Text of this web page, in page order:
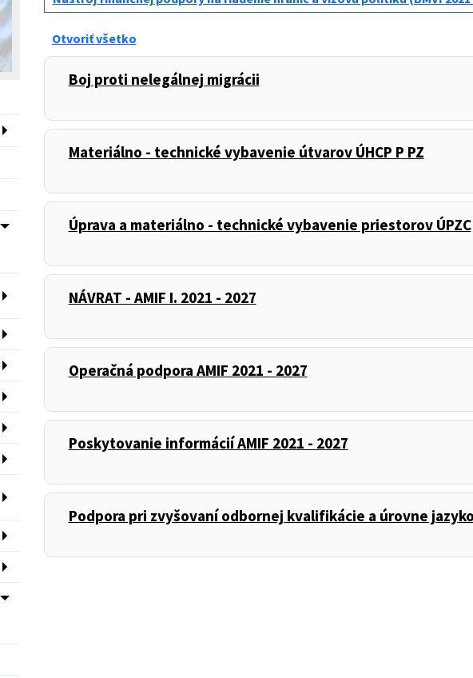
Otvoriť všetko
Boj proti nelegálnej migrácii
,
Materiálno - technické vybavenie útvarov ÚHCP P PZ
,
Úprava a materiálno - technické vybavenie priestorov ÚPZC
,
NÁVRAT - AMIF I. 2021 - 2027
,
Operačná podpora AMIF 2021 - 2027
,
Poskytovanie informácií AMIF 2021 - 2027
,
Podpora pri zvyšovaní odbornej kvalifikácie a úrovne
,